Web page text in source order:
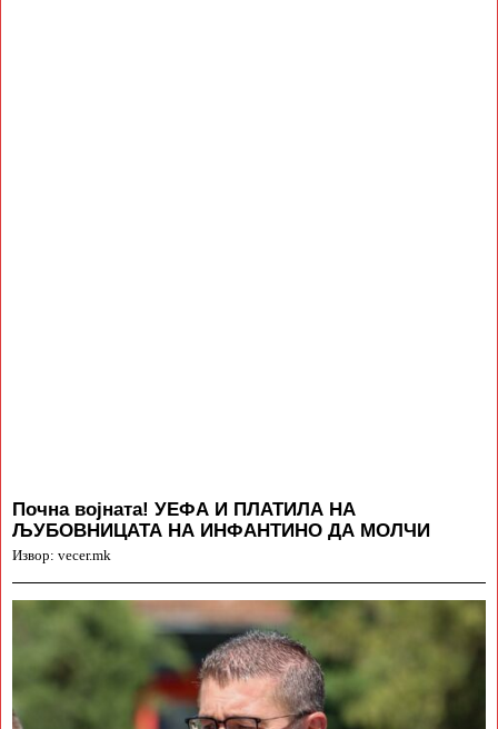
Почна војната! УЕФА И ПЛАТИЛА НА
ЉУБОВНИЦАТА НА ИНФАНТИНО ДА МОЛЧИ
Извор: vecer.mk